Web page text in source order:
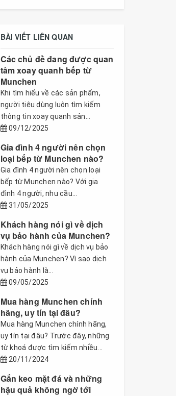
BÀI VIẾT LIÊN QUAN
Các chủ đề đang được quan
tâm xoay quanh bếp từ
Munchen
Khi tìm hiểu về các sản phẩm,
người tiêu dùng luôn tìm kiếm
thông tin xoay quanh sản...
09/12/2025
Gia đình 4 người nên chọn
loại bếp từ Munchen nào?
Gia đình 4 người nên chọn loại
bếp từ Munchen nào? Với gia
đình 4 người, nhu cầu...
31/05/2025
Khách hàng nói gì về dịch
vụ bảo hành của Munchen?
Khách hàng nói gì về dịch vụ bảo
hành của Munchen? Vì sao dịch
vụ bảo hành là...
09/05/2025
Mua hàng Munchen chính
hãng, uy tín tại đâu?
Mua hàng Munchen chính hãng,
uy tín tại đâu? Trước đây, những
từ khoá được tìm kiếm nhiều...
20/11/2024
Gắn keo mặt đá và những
hậu quả không ngờ tới